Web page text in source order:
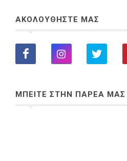
ΑΚΟΛΟΥΘΗΣΤΕ ΜΑΣ
ΜΠΕΙΤΕ ΣΤΗΝ ΠΑΡΕΑ ΜΑΣ